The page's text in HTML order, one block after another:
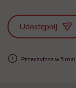
Udostępnij
Przeczytasz w 5 min